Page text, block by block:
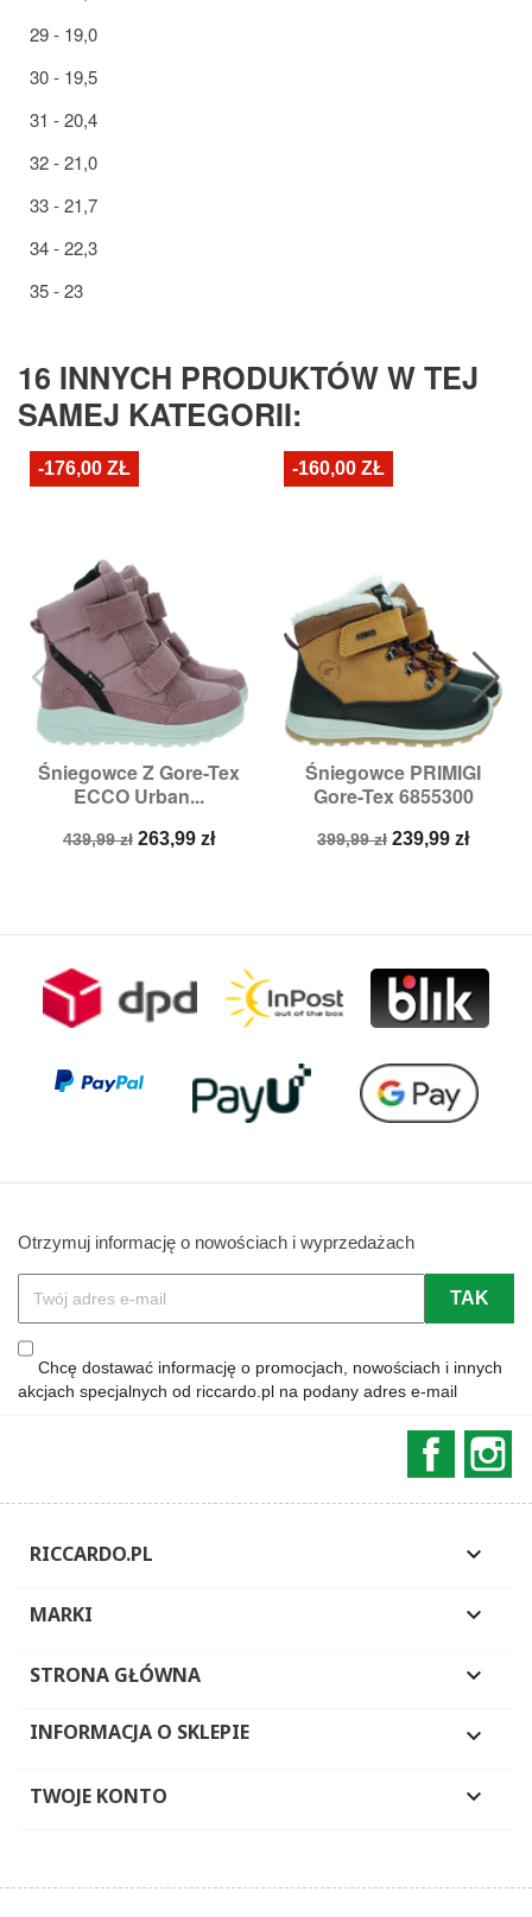
29 - 19,0
30 - 19,5
31 - 20,4
32 - 21,0
33 - 21,7
34 - 22,3
35 - 23
16 INNYCH PRODUKTÓW W TEJ
SAMEJ KATEGORII:
Śniegowce Z Gore-Tex
ECCO Urban...
Cena
439,99 zł Cena
263,99 zł
-176,00 ZŁ
Śniegowce PRIMIGI
Gore-Tex 6855300
Cena
399,99 zł Cena
239,99 zł
-160,00 ZŁ
Otrzymuj informację o nowościach i wyprzedażach
Chcę dostawać informację o promocjach, nowościach i innych
akcjach specjalnych od riccardo.pl na podany adres e-mail
RICCARDO.PL 
MARKI 
STRONA GŁÓWNA 
INFORMACJA O SKLEPIE 
TWOJE KONTO 